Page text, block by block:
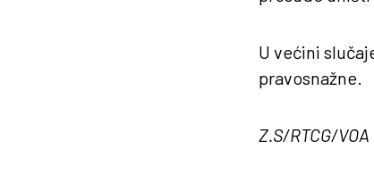
U većini
pravosnažne.
Z.S/RTCG/VOA